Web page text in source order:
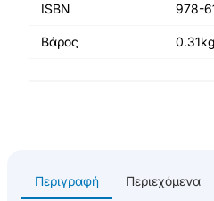
ISBN 978-
Βάρος 0.31kg
Περιγραφή Περιεχόμενα